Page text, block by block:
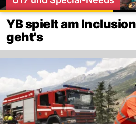
YB spielt am
geht's